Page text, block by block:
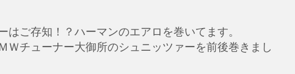
はご存知！？ハーマンのエアロを巻いてます。
Ｗチューナー大御所のシュニッツァーを前後巻きまし